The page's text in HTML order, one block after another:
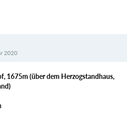
2020
1675m (über dem Herzogstandhaus,